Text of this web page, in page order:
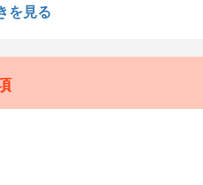
のニーズに応えられるレスト
げ、お客さまに驚きと感動と
企業です。
”で味わう隠れ家イタリアン。
直送された鮮魚、旬の野菜などをイ
見る